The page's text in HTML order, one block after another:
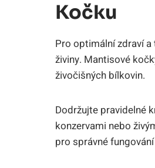
Kočku
Pro optimální zdraví
živiny. Mantisové
živočišných bílkovin.
Dodržujte pravidelné
konzervami nebo
pro správné